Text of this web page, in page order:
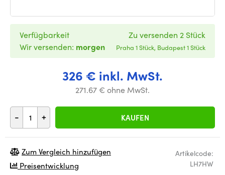
326 € inkl. MwSt.
271.67 € ohne MwSt.
- + KAUFEN
Verfügbarkeit
Wir versenden: morgen
Zu versenden 2 Stück
Praha 1 Stück, Budapest 1 Stück
Artikelcode:
LH7HW
Zum Vergleich hinzufügen
Preisentwicklung